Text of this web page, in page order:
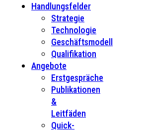
Handlungsfelder
Strategie
Technologie
Geschäftsmodell
Qualifikation
Angebote
Erstgespräche
Publikationen
&
Leitfäden
Quick-